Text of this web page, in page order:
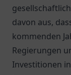
davon aus,
kommenden
Regierungen
Investitionen